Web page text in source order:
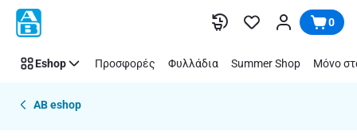
Παράλειψη 0
Eshop Προσφορές Φυλλάδια Summer Shop Μόνο
AB eshop